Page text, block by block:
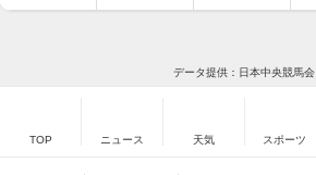
データ提供：日本中央競馬会
TOP ニュース 天気 スポーツ